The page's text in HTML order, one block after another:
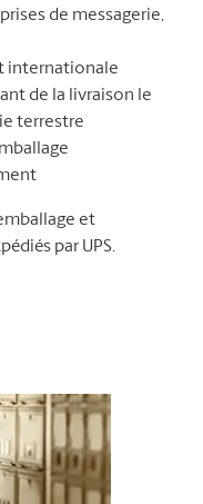
de messagerie,
internationale
de la livraison le
terrestre
et
par UPS.